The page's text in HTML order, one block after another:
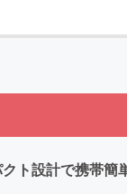
ト設計で携帯簡